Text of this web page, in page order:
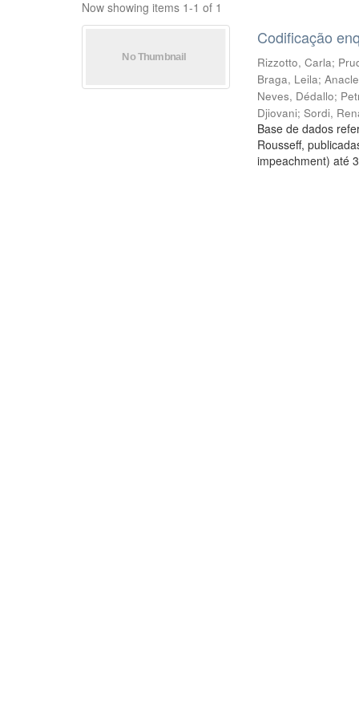
Now showing items 1-1 of 1
Codificação
Rizzotto, Carla;
Braga, Leila;
Neves, Dédallo;
Djiovani;Sordi,
Base de dados
Rousseff,
impeachment) até